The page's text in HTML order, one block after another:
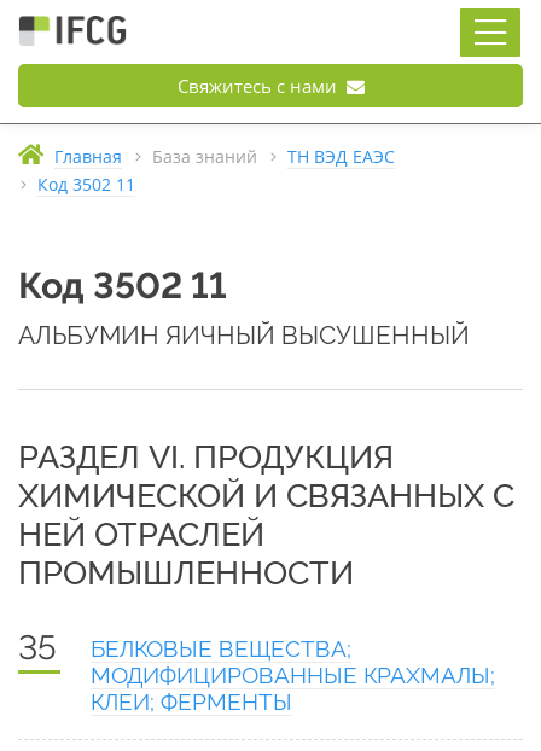
Свяжитесь с нами
Главная База знаний
ТН ВЭД ЕАЭС
Код 3502 11
Код 3502 11
АЛЬБУМИН ЯИЧНЫЙ ВЫСУШЕННЫЙ
РАЗДЕЛ VI. ПРОДУКЦИЯ
ХИМИЧЕСКОЙ И СВЯЗАННЫХ С
НЕЙ ОТРАСЛЕЙ
ПРОМЫШЛЕННОСТИ
35
БЕЛКОВЫЕ ВЕЩЕСТВА;
МОДИФИЦИРОВАННЫЕ КРАХМАЛЫ;
КЛЕИ; ФЕРМЕНТЫ